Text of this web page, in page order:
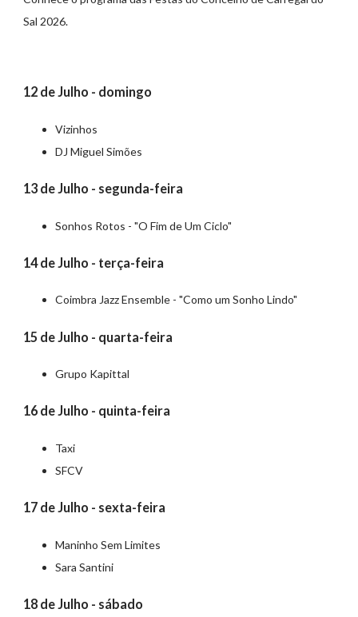
Sal 2026.
12 de Julho - domingo
Vizinhos
DJ Miguel Simões
13 de Julho - segunda-feira
Sonhos Rotos - "O Fim de Um Ciclo"
14 de Julho - terça-feira
Coimbra Jazz Ensemble - "Como um Sonho Lindo"
15 de Julho - quarta-feira
Grupo Kapittal
16 de Julho - quinta-feira
Taxi
SFCV
17 de Julho - sexta-feira
Maninho Sem Limites
Sara Santini
18 de Julho - sábado